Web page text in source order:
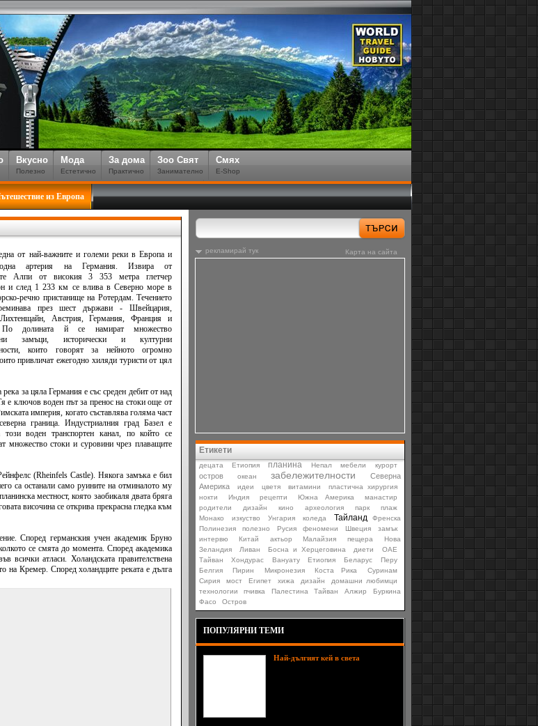
Вкусно
Полезно
Мода
Естетично
За дома
Практично
Зоо Свят
Занимателно
Смях
E-Shop
из Европа
от най-важните и големи реки в Европа и
артерия на Германия. Извира от
Алпи от високия 3 353 метра глетчер
и след 1 233 км се влива в Северно море в
речно пристанище на Ротердам. Течението
през шест държави - Швейцария,
Австрия, Германия, Франция и
По долината й се намират множество
замъци, исторически и културни
които говорят за нейното огромно
привличат ежегодно хиляди туристи от цял
река за цяла Германия е със среден дебит от над
е ключов воден път за пренос на стоки още от
империя, когато съставлява голяма част
граница. Индустриалния град Базел е
този воден транспортен канал, по който се
множество стоки и суровини чрез плаващите
(Rheinfels Castle). Някога замъка е бил
са останали само руините на отминалото му
местност, която заобикаля двата бряга
височина се открива прекрасна гледка към
Според германския учен академик Бруно
се смята до момента. Според академика
всички атласи. Холандската правителствена
на Кремер. Според холандците реката е дълга
Карта на сайта
рекламирай тук
Етикети
децата Етиопия планина Непал мебели курорт
остров океан забележителности
Северна
Америка
идеи цветя витамини
пластична хирургия
нокти
Индия рецепти Южна Америка
манастир
родители
дизайн кино археология парк
плаж
Монако
изкуство Унгария коледа Тайланд
Френска
Полинезия
полезно Русия феномени Швеция
замък
интервю
Китай актьор Малайзия пещера
Нова
Зеландия
Ливан Босна и Херцеговина диети
ОАЕ
Тайван
Хондурас Вануату Етиопия Беларус
Перу
Белгия
Пирин Микронезия Коста Рика
Суринам
Сирия
мост Египет хижа дизайн
домашни любимци
технологии
пчивка Палестина Тайван Алжир
Буркина
Фасо
Остров
ПОПУЛЯРНИ ТЕМИ
Най-дългият кей в света